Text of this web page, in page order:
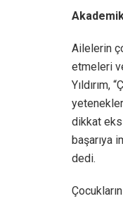
Ailelerin
etmeleri
dikkat
başarıya
dedi.